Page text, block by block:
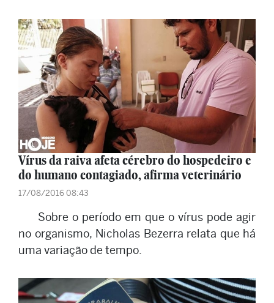
Vírus da raiva afeta cérebro do hospedeiro e
do humano contagiado, afirma veterinário
17/08/2016 08:43
Sobre o período em que o vírus pode agir
no organismo, Nicholas Bezerra relata que há
uma variação de tempo.